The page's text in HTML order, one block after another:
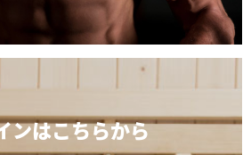
ンはこちらから